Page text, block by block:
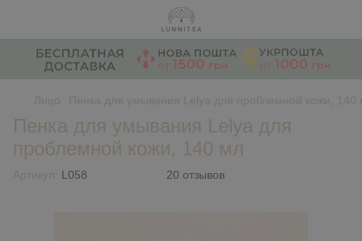
Пенка для умывания Lelya для
проблемной кожи, 140 мл
L058 20 отзывов